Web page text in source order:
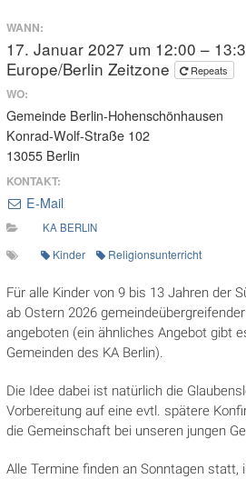
WANN:
17. Januar 2027 um 12:00 –
Europe/Berlin Zeitzone
Repeats
WO:
Gemeinde Berlin-Hohenschönhausen
Konrad-Wolf-Straße 102
13055 Berlin
KONTAKT:
E-Mail
KA BERLIN
Kinder Religionsunterricht
Für alle Kinder von 9 bis 13 Jahren der
ab Ostern 2026
angeboten (ein ähnliches Angebot gibt
Gemeinden des KA Berlin).
Die Idee dabei ist natürlich die
Vorbereitung auf eine evtl. spätere
die Gemeinschaft bei unseren jungen
Alle Termine finden an Sonntagen statt,